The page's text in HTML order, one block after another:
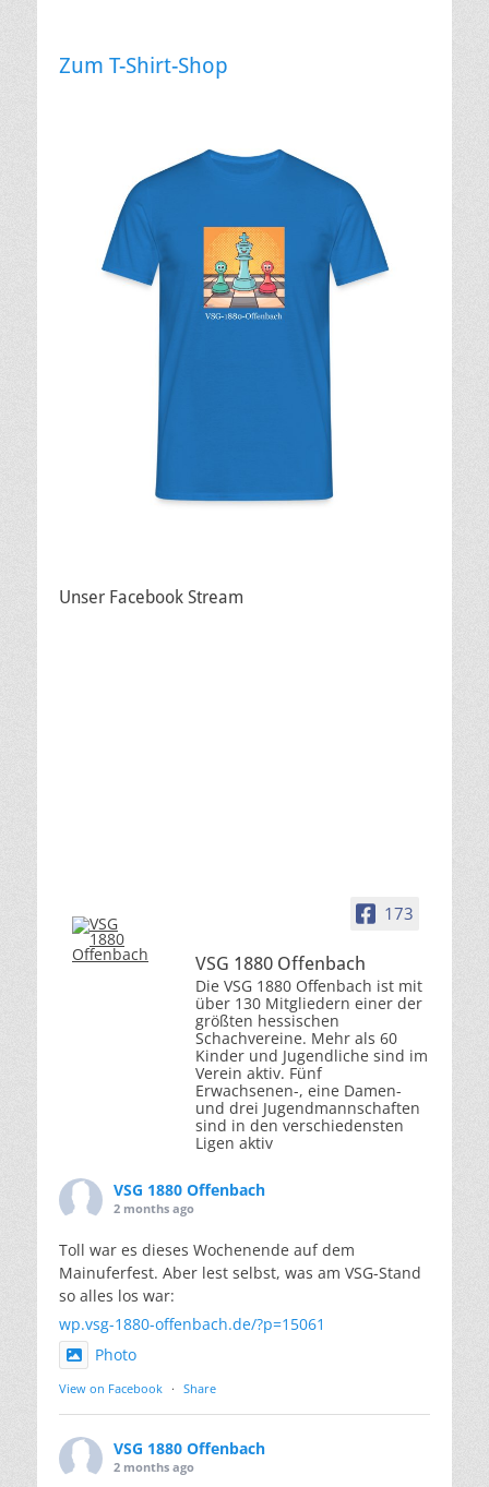
Zum T-Shirt-Shop
Unser Facebook Stream
173
VSG 1880 Offenbach
Die VSG 1880 Offenbach ist mit
über 130 Mitgliedern einer der
größten hessischen
Schachvereine. Mehr als 60
Kinder und Jugendliche sind im
Verein aktiv. Fünf
Erwachsenen-, eine Damen-
und drei Jugendmannschaften
sind in den verschiedensten
Ligen aktiv
VSG 1880 Offenbach
2 months ago
Toll war es dieses Wochenende auf dem
Mainuferfest. Aber lest selbst, was am VSG-Stand
so alles los war:
wp.vsg-1880-offenbach.de/?p=15061
Photo
View on Facebook · Share
VSG 1880 Offenbach
2 months ago